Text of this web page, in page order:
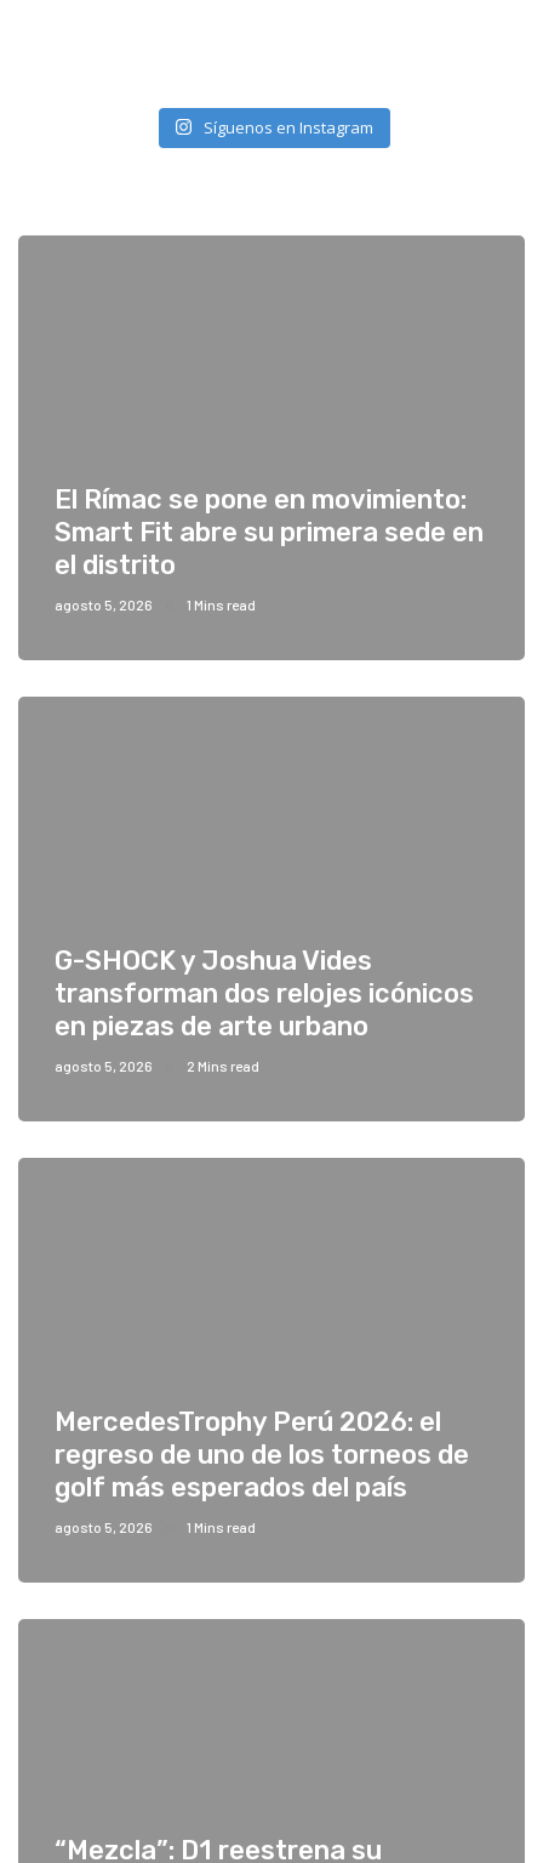
Síguenos en Instagram
El Rímac se pone en movimiento:
Smart Fit abre su primera sede en
el distrito
agosto 5, 2026 1 Mins read
G-SHOCK y Joshua Vides
transforman dos relojes icónicos
en piezas de arte urbano
agosto 5, 2026 2 Mins read
MercedesTrophy Perú 2026: el
regreso de uno de los torneos de
golf más esperados del país
agosto 5, 2026 1 Mins read
“Mezcla”: D1 reestrena su